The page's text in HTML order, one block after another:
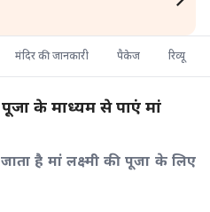
मंदिर की जानकारी पैकेज रिव्यू
के माध्यम से पाएं मां
है मां लक्ष्मी की पूजा के लिए